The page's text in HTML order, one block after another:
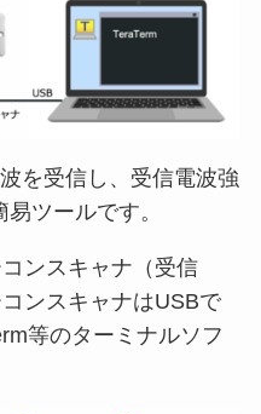
を受信し、受信電波強
ツールです。
ンスキャナ（受信
ンスキャナはUSBで
等のターミナルソフ